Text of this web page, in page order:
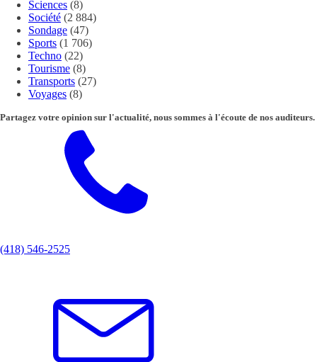
Sciences (8)
Société (2 884)
Sondage (47)
Sports (1 706)
Techno (22)
Tourisme (8)
Transports (27)
Voyages (8)
Partagez votre opinion sur l'actualité, nous sommes à l'écoute de nos auditeurs.
(418) 546-2525